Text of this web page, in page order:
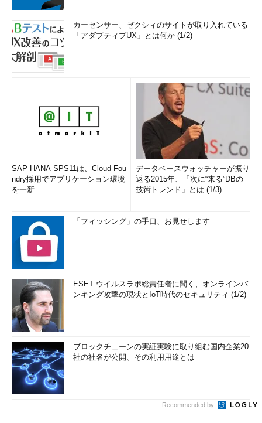
カーセンサー、ゼクシィのサイトが取り入れている
「アダプティブUX」とは何か (1/2)
SAP HANA SPS11は、Cloud Fou
ndry採用でアプリケーション環境
を一新
データベースウォッチャーが振り
返る2015年、「次に“来る”DBの
技術トレンド」とは (1/3)
「フィッシング」の手口、お見せします
ESET ウイルスラボ総責任者に聞く、オンラインバ
ンキング攻撃の現状とIoT時代のセキュリティ (1/2)
ブロックチェーンの実証実験に取り組む国内企業20
社の社名が公開、その利用用途とは
Recommended by